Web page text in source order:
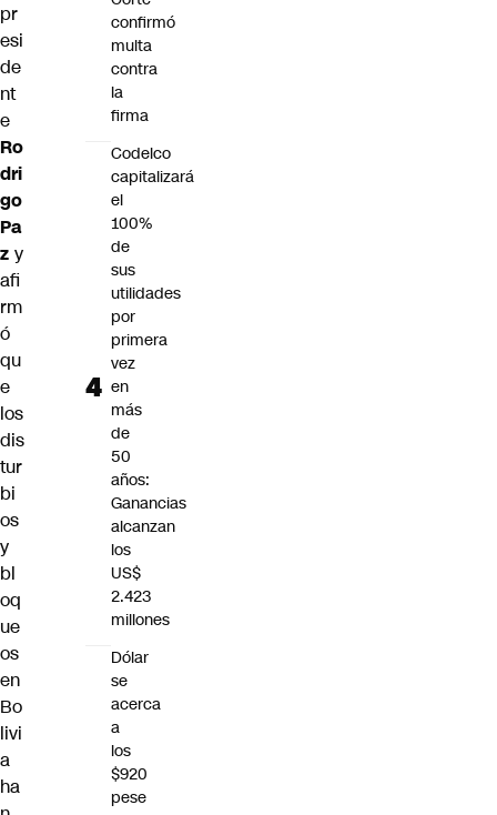
pr
esi
de
nt
e
Ro
dri
go
Pa
z y
afi
rm
ó
qu
e
los
dis
tur
bi
os
y
bl
oq
ue
os
en
Bo
livi
a
ha
confirmó
multa
contra
la
firma
Codelco
capitalizará
el
100%
de
sus
utilidades
por
primera
vez
en
más
de
50
años:
Ganancias
alcanzan
los
US$
2.423
millones
Dólar
se
acerca
a
los
$920
pese